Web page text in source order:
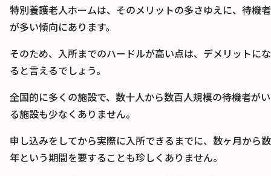
特別養護老人ホームは、そのメリットの多さゆえに、待機者
が多い傾向にあります。
そのため、入所までのハードルが高い点は、デメリットにな
ると言えるでしょう。
全国的に多くの施設で、数十人から数百人規模の待機者がい
る施設も少なくありません。
申し込みをしてから実際に入所できるまでに、数ヶ月から数
年という期間を要することも珍しくありません。